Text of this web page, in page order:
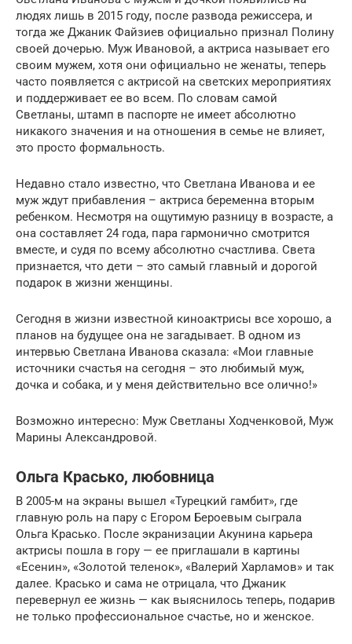
людях лишь в 2015 году, после развода режиссера, и
тогда же Джаник Файзиев официально признал Полину
своей дочерью. Муж Ивановой, а актриса называет его
своим мужем, хотя они официально не женаты, теперь
часто появляется с актрисой на светских мероприятиях
и поддерживает ее во всем. По словам самой
Светланы, штамп в паспорте не имеет абсолютно
никакого значения и на отношения в семье не влияет,
это просто формальность.
Недавно стало известно, что Светлана Иванова и ее
муж ждут прибавления – актриса беременна вторым
ребенком. Несмотря на ощутимую разницу в возрасте, а
она составляет 24 года, пара гармонично смотрится
вместе, и судя по всему абсолютно счастлива. Света
признается, что дети – это самый главный и дорогой
подарок в жизни женщины.
Сегодня в жизни известной киноактрисы все хорошо, а
планов на будущее она не загадывает. В одном из
интервью Светлана Иванова сказала: «Мои главные
источники счастья на сегодня – это любимый муж,
дочка и собака, и у меня действительно все олично!»
Возможно интересно: Муж Светланы Ходченковой, Муж
Марины Александровой.
Ольга Красько, любовница
В 2005-м на экраны вышел «Турецкий гамбит», где
главную роль на пару с Егором Бероевым сыграла
Ольга Красько. После экранизации Акунина карьера
актрисы пошла в гору — ее приглашали в картины
«Есенин», «Золотой теленок», «Валерий Харламов» и так
далее. Красько и сама не отрицала, что Джаник
перевернул ее жизнь — как выяснилось теперь, подарив
не только профессиональное счастье, но и женское.